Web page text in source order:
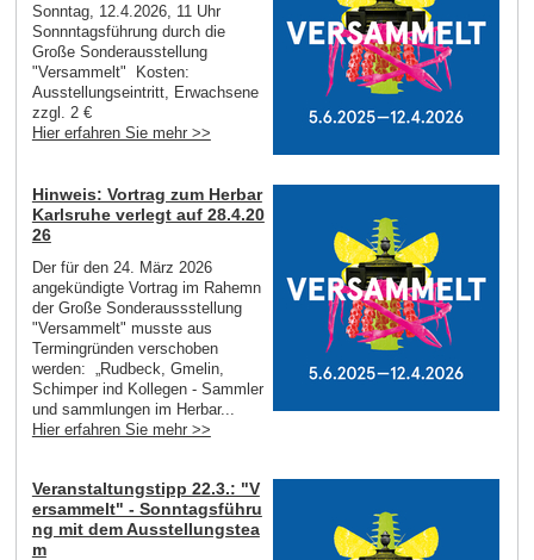
Sonntag, 12.4.2026, 11 Uhr
Sonnntagsführung durch die
Große Sonderausstellung
"Versammelt" Kosten:
Ausstellungseintritt, Erwachsene
zzgl. 2 €
Hier erfahren Sie mehr >>
Hinweis: Vortrag zum Herbar
Karlsruhe verlegt auf 28.4.20
26
Der für den 24. März 2026
angekündigte Vortrag im Rahemn
der Große Sonderaussstellung
"Versammelt" musste aus
Termingründen verschoben
werden: „Rudbeck, Gmelin,
Schimper ind Kollegen - Sammler
und sammlungen im Herbar...
Hier erfahren Sie mehr >>
Veranstaltungstipp 22.3.: "V
ersammelt" - Sonntagsführu
ng mit dem Ausstellungstea
m